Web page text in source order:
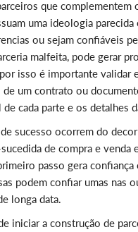
que complementem
uma ideologia parecida
ou sejam confiáveis
malfeita, pode gerar
isso é importante validar
de um contrato ou
de cada parte e os detalhes
sucesso ocorrem do
de compra e venda
passo gera confiança
podem confiar umas nas
longa data.
iniciar a construção de